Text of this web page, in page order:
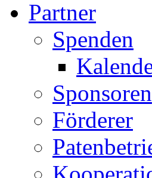
Partner
Spenden
Sponsoren
Förderer